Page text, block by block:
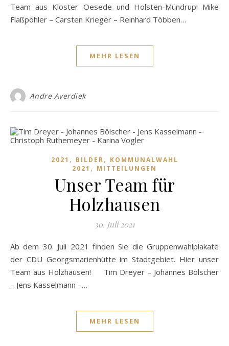
Team aus Kloster Oesede und Holsten-Mündrup! Mike
Flaßpöhler – Carsten Krieger – Reinhard Többen…
MEHR LESEN
Andre Averdiek
2021 , BILDER, KOMMUNALWAHL
2021 , MITTEILUNGEN
Unser Team für
Holzhausen
30. Juli 2021
Ab dem 30. Juli 2021 finden Sie die Gruppenwahlplakate
der CDU Georgsmarienhütte im Stadtgebiet. Hier unser
Team aus Holzhausen! Tim Dreyer – Johannes Bölscher
– Jens Kasselmann –…
MEHR LESEN